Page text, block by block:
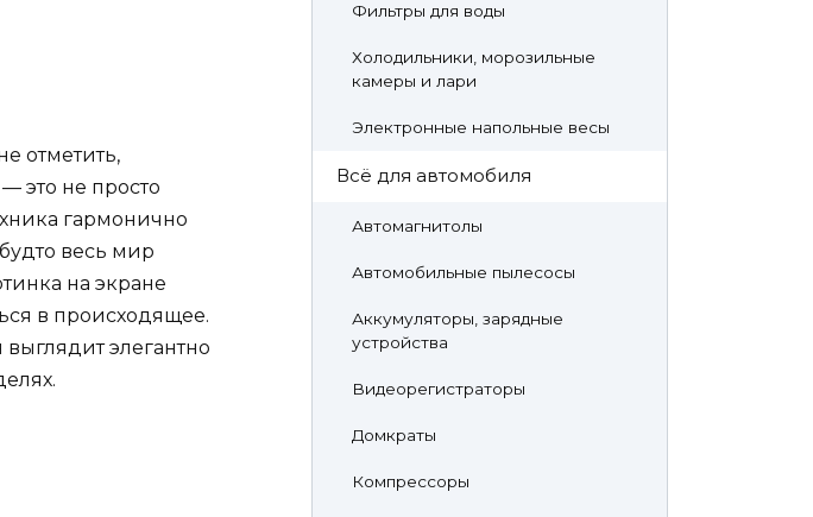
отметить,
это не просто
гармонично
весь мир
на экране
в происходящее.
элегантно
Фильтры для воды
Холодильники, морозильные
камеры и лари
Электронные напольные весы
Всё для автомобиля
Автомагнитолы
Автомобильные пылесосы
Аккумуляторы, зарядные
устройства
Видеорегистраторы
Домкраты
Компрессоры